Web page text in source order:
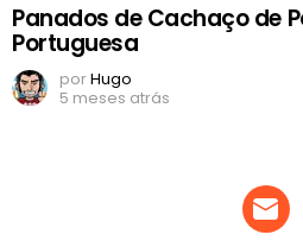
Panados de Cachaço de
Portuguesa
porHugo
5 meses atrás